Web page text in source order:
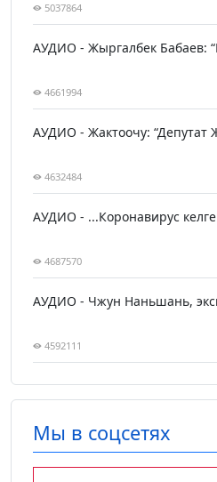
5037864
АУДИО - Жыргалбек Бабаев:
4661994
АУДИО - Жактоочу: “Депутат
4632484
АУДИО - ...Коронавирус
4687570
АУДИО - Чжун Наньшань,
4592111
Мы в соцсетях